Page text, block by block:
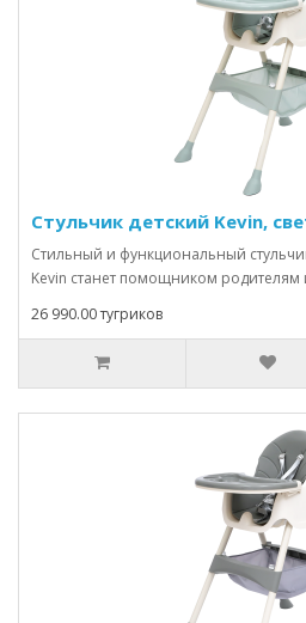
Стульчик детский Kevin,
Стильный и функциональный
Kevin станет помощником родителям
26 990.00 тугриков